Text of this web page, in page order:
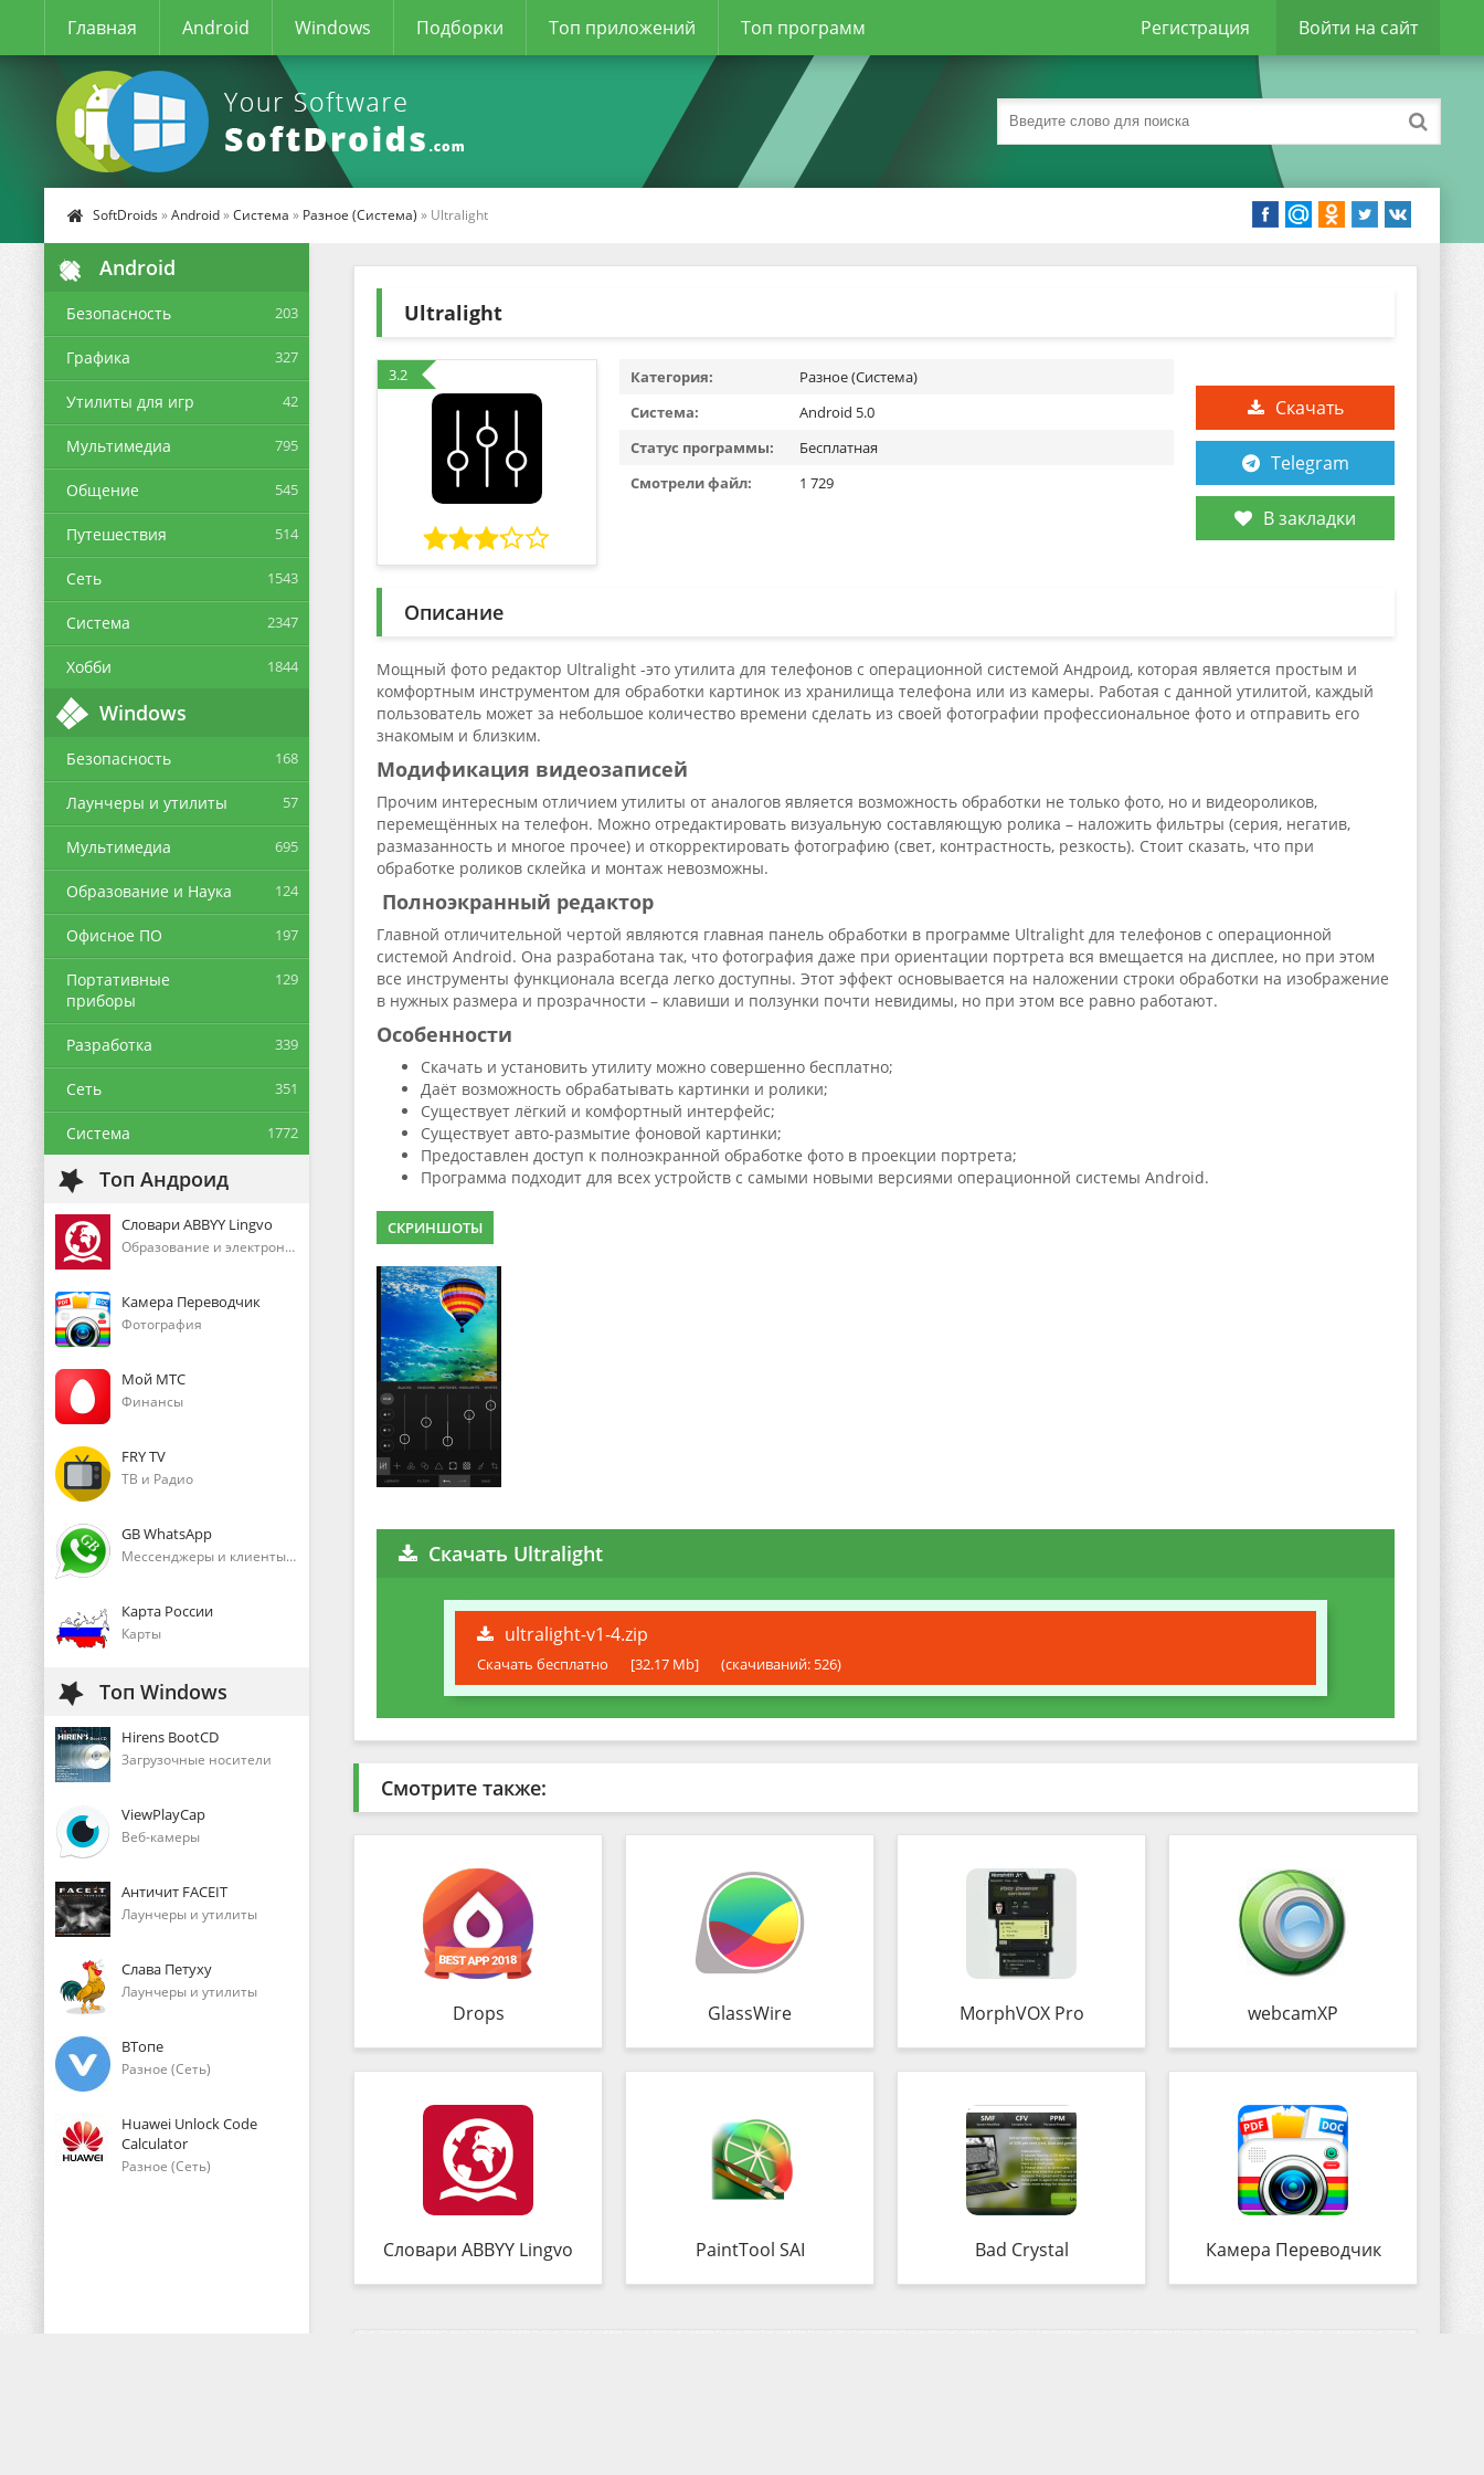
Главная Android Windows Подборки Топ приложений Топ программ Регистрация Войти на сайт
SoftDroids »Android»Система » Разное (Система) » Ultralight
Android
Безопасность 203
Графика 327
Утилиты для игр 42
Мультимедиа 795
Общение 545
Путешествия 514
Сеть 1543
Система 2347
Хобби 1844
Windows
Безопасность 168
Лаунчеры и утилиты 57
Мультимедиа 695
Образование и Наука 124
Офисное ПО 197
Портативные
приборы
129
Разработка 339
Сеть 351
Система 1772
Топ Андроид
Словари ABBYY Lingvo
Образование и электронные книги
Камера Переводчик
Фотография
Мой МТС
Финансы
FRY TV
ТВ и Радио
GB WhatsApp
Мессенджеры и клиенты голосового общения
Карта России
Карты
Топ Windows
Hirens BootCD
Загрузочные носители
ViewPlayCap
Веб-камеры
Античит FACEIT
Лаунчеры и утилиты
Слава Петуху
Лаунчеры и утилиты
ВТопе
Разное (Сеть)
Huawei Unlock Code
Calculator
Разное (Сеть)
Ultralight
3.2
Скачать
Telegram
В закладки
Категория:
Разное (Система)
Система:
Android 5.0
Статус программы:
Бесплатная
Смотрели файл:
1 729
Описание
Мощный фото редактор Ultralight -это утилита для телефонов с операционной системой Андроид, которая является простым и
комфортным инструментом для обработки картинок из хранилища телефона или из камеры. Работая с данной утилитой, каждый
пользователь может за небольшое количество времени сделать из своей фотографии профессиональное фото и отправить его
знакомым и близким.
Модификация видеозаписей
Прочим интересным отличием утилиты от аналогов является возможность обработки не только фото, но и видеороликов,
перемещённых на телефон. Можно отредактировать визуальную составляющую ролика – наложить фильтры (серия, негатив,
размазанность и многое прочее) и откорректировать фотографию (свет, контрастность, резкость). Стоит сказать, что при
обработке роликов склейка и монтаж невозможны.
Полноэкранный редактор
Главной отличительной чертой являются главная панель обработки в программе Ultralight для телефонов с операционной
системой Android. Она разработана так, что фотография даже при ориентации портрета вся вмещается на дисплее, но при этом
все инструменты функционала всегда легко доступны. Этот эффект основывается на наложении строки обработки на изображение
в нужных размера и прозрачности – клавиши и ползунки почти невидимы, но при этом все равно работают.
Особенности
Скачать и установить утилиту можно совершенно бесплатно;
Даёт возможность обрабатывать картинки и ролики;
Существует лёгкий и комфортный интерфейс;
Существует авто-размытие фоновой картинки;
Предоставлен доступ к полноэкранной обработке фото в проекции портрета;
Программа подходит для всех устройств с самыми новыми версиями операционной системы Android.
СКРИНШОТЫ
Скачать Ultralight
ultralight-v1-4.zip
Скачать бесплатно [32.17 Mb] (cкачиваний: 526)
Смотрите также:
Drops GlassWire MorphVOX Pro webcamXP
Словари ABBYY Lingvo PaintTool SAI Bad Crystal Камера Переводчик